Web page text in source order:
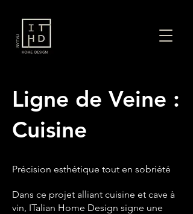
Ligne de Veine :
Cuisine
Précision esthétique tout en sobriété
Dans ce projet alliant cuisine et cave à
vin, ITalian Home Design signe une